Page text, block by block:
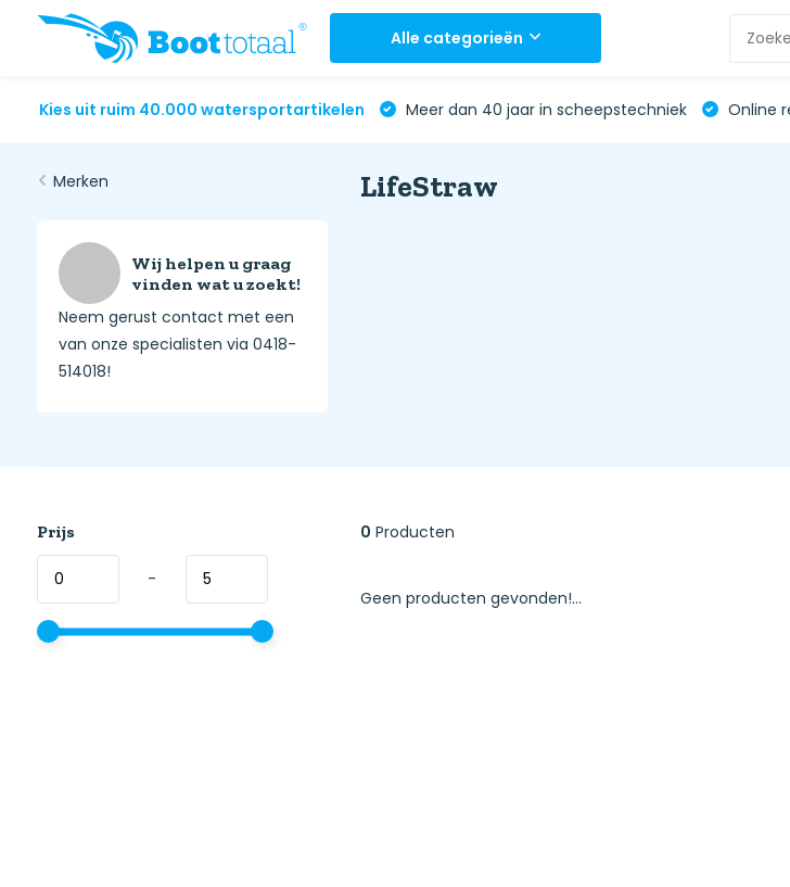
Alle categorieën
Kies uit ruim 40.000 watersportartikelen Meer dan 40 jaar in scheepstechniek Online
Merken
Wij helpen u graag
vinden wat u zoekt!
Neem gerust contact met een
van onze specialisten via 0418-
514018!
LifeStraw
Prijs
-
0 Producten
Geen producten gevonden!...